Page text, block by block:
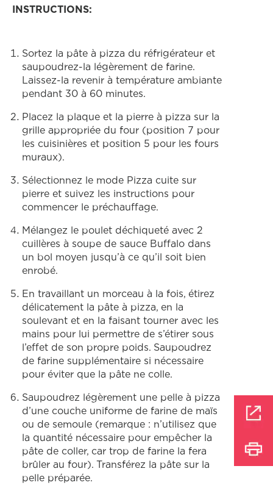
INSTRUCTIONS:
Sortez la pâte à pizza du réfrigérateur et
saupoudrez-la légèrement de farine.
Laissez-la revenir à température ambiante
pendant 30 à 60 minutes.
Placez la plaque et la pierre à pizza sur la
grille appropriée du four (position 7 pour
les cuisinières et position 5 pour les fours
muraux).
Sélectionnez le mode Pizza cuite sur
pierre et suivez les instructions pour
commencer le préchauffage.
Mélangez le poulet déchiqueté avec 2
cuillères à soupe de sauce Buffalo dans
un bol moyen jusqu’à ce qu’il soit bien
enrobé.
En travaillant un morceau à la fois, étirez
délicatement la pâte à pizza, en la
soulevant et en la faisant tourner avec les
mains pour lui permettre de s’étirer sous
l’effet de son propre poids. Saupoudrez
de farine supplémentaire si nécessaire
pour éviter que la pâte ne colle.
Saupoudrez légèrement une pelle à pizza
d’une couche uniforme de farine de maïs
ou de semoule (remarque : n’utilisez que
la quantité nécessaire pour empêcher la
pâte de coller, car trop de farine la fera
brûler au four). Transférez la pâte sur la
pelle préparée.